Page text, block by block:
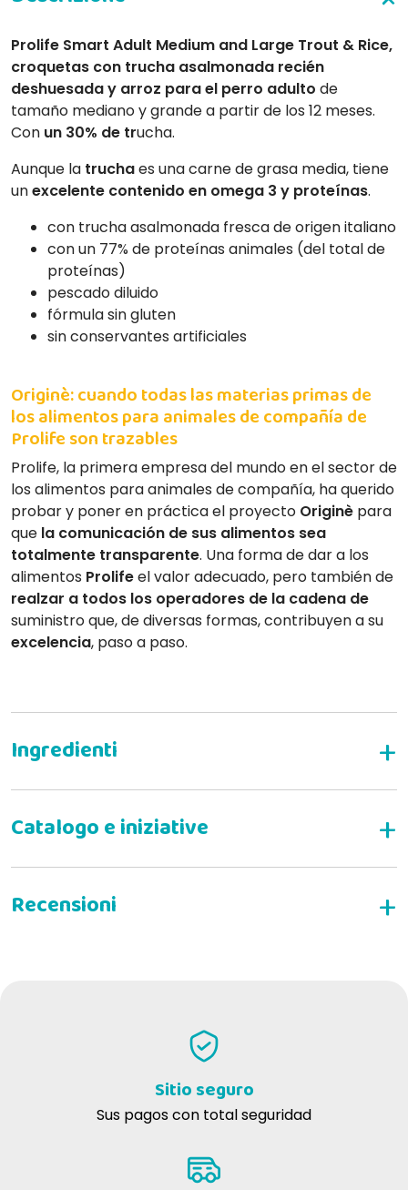
Prolife Smart Adult Medium and Large Trout & Rice,
croquetas con trucha asalmonada recién
deshuesada y arroz para el perro adulto de
tamaño mediano y grande a partir de los 12 meses.
Con un 30% de trucha.
Aunque la truchaes una carne de grasa media, tiene
unexcelente contenido en omega 3 y proteínas.
con trucha asalmonada fresca de origen italiano
con un 77% de proteínas animales (del total de
proteínas)
pescado diluido
fórmula sin gluten
sin conservantes artificiales
Originè: cuando todas las materias primas de
los alimentos para animales de compañía de
Prolife son trazables
Prolife, la primera empresa del mundo en el sector de
los alimentos para animales de compañía, ha querido
probar y poner en práctica el proyecto Originè para
que la comunicación de sus alimentos sea
totalmente transparente. Una forma de dar a los
alimentos Prolifeel valor adecuado, pero también de
realzar a todos los operadores de la cadena de
suministro que, de diversas formas, contribuyen a su
excelencia, paso a paso.
Todas las ventajas de la carne fresca
Si un alimento complejo no se digiere, no se puede
Sitio seguro
Sus pagos con total seguridad